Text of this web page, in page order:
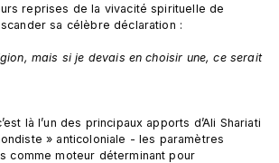
reprises de la vivacité spirituelle de
sa célèbre déclaration :
mais si je devais en choisir une, ce serait
là l’un des principaux apports d’Ali Shariati
» anticoloniale - les paramètres
comme moteur déterminant pour